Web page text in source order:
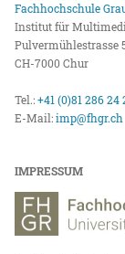
Fachhochschule
Institut für
Pulvermühlestrasse
CH-7000 Chur
Tel.:+41 (0)81 286 24
E-Mail:imp@fhgr.ch
IMPRESSUM